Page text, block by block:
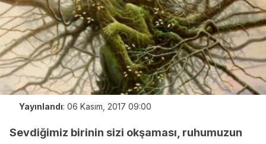
Yayınlandı: 06 Kasım, 2017 09:00
Sevdiğimiz birinin sizi okşaması, ruhumuzun